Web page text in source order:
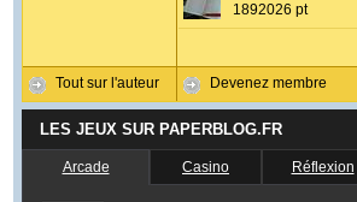
Tout sur l'auteur
1892026 pt
Devenez membre
LES JEUX SUR PAPERBLOG.FR
Arcade Casino Réflexion